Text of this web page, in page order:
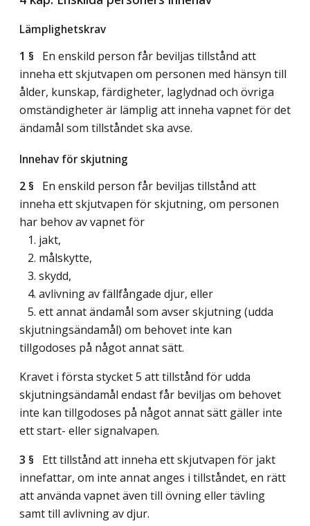
Lämplighetskrav
1 § En enskild person får beviljas tillstånd att
inneha ett skjutvapen om personen med hänsyn till
ålder, kunskap, färdigheter, laglydnad och övriga
omständigheter är lämplig att inneha vapnet för det
ändamål som tillståndet ska avse.
Innehav för skjutning
2 § En enskild person får beviljas tillstånd att
inneha ett skjutvapen för skjutning, om personen
har behov av vapnet för
1. jakt,
2. målskytte,
3. skydd,
4. avlivning av fällfångade djur, eller
5. ett annat ändamål som avser skjutning (udda
skjutningsändamål) om behovet inte kan
tillgodoses på något annat sätt.
Kravet i första stycket 5 att tillstånd för udda
skjutningsändamål endast får beviljas om behovet
inte kan tillgodoses på något annat sätt gäller inte
ett start- eller signalvapen.
3 § Ett tillstånd att inneha ett skjutvapen för jakt
innefattar, om inte annat anges i tillståndet, en rätt
att använda vapnet även till övning eller tävling
samt till avlivning av djur.